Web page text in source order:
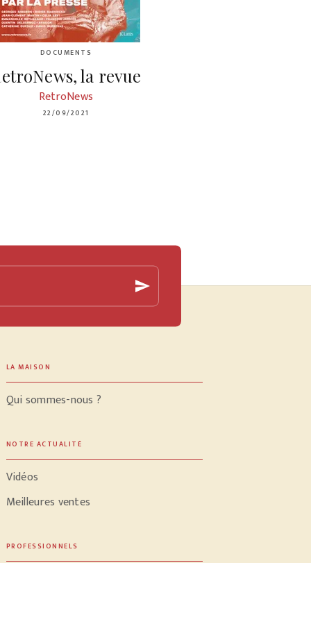
DOCUMENTS
la revue
RetroNews
22/09/2021
send
LA MAISON
Qui sommes-nous ?
NOTRE ACTUALITÉ
Vidéos
Meilleures ventes
PROFESSIONNELS